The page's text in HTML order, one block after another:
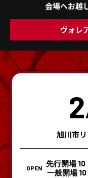
会場へお越
ヴォレ
旭川市
OPEN 先行開場
一般開場 10